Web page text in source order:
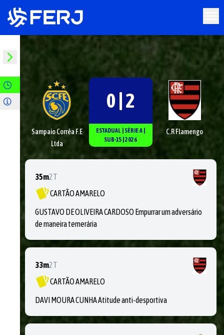
Sampaio Corrêa F.E
Ltda
0 | 2
ESTADUAL SÉRIEA
SUB-15 2026
C.R Flamengo
35m2T
CARTÃO AMARELO
GUSTAVO DE OLIVEIRA CARDOSO Empurrar um adversário
de maneira temerária
33m2T
CARTÃO AMARELO
DAVI MOURA CUNHA Atitude anti-desportiva